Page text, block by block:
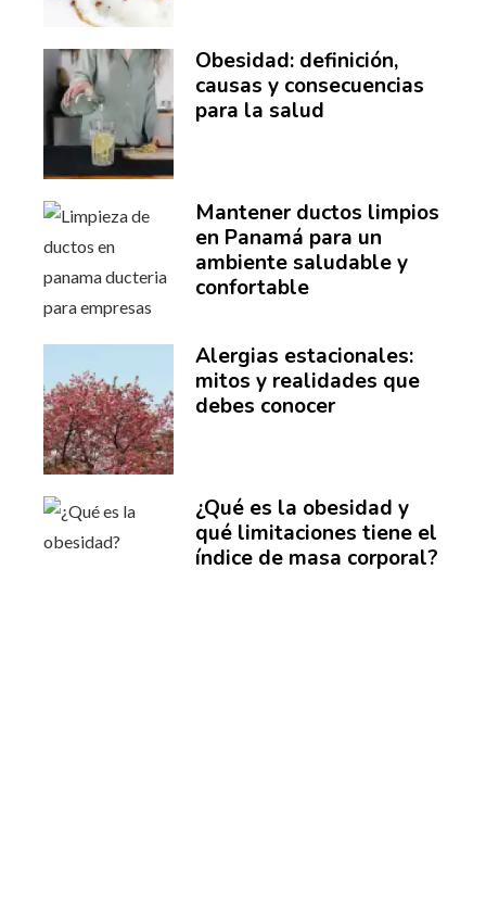
Obesidad: definición,
causas y consecuencias
para la salud
Mantener ductos limpios
en Panamá para un
ambiente saludable y
confortable
Alergias estacionales:
mitos y realidades que
debes conocer
¿Qué es la obesidad y
qué limitaciones tiene el
índice de masa corporal?